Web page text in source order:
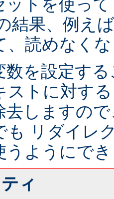
ットを使っ
結果、例え
、読めなく
数を設定す
ストに対す
去しますの
も リダイレ
うようにで
ィ